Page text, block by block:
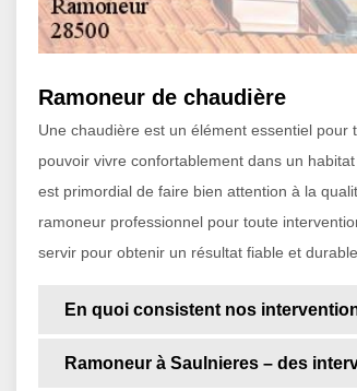
Ramoneur de chaudière
Une chaudière est un élément essentiel pour
pouvoir vivre confortablement dans un
est primordial de faire bien attention à la
ramoneur professionnel pour toute
servir pour obtenir un résultat fiable et
En quoi consistent nos
Ramoneur à Saulnieres – des